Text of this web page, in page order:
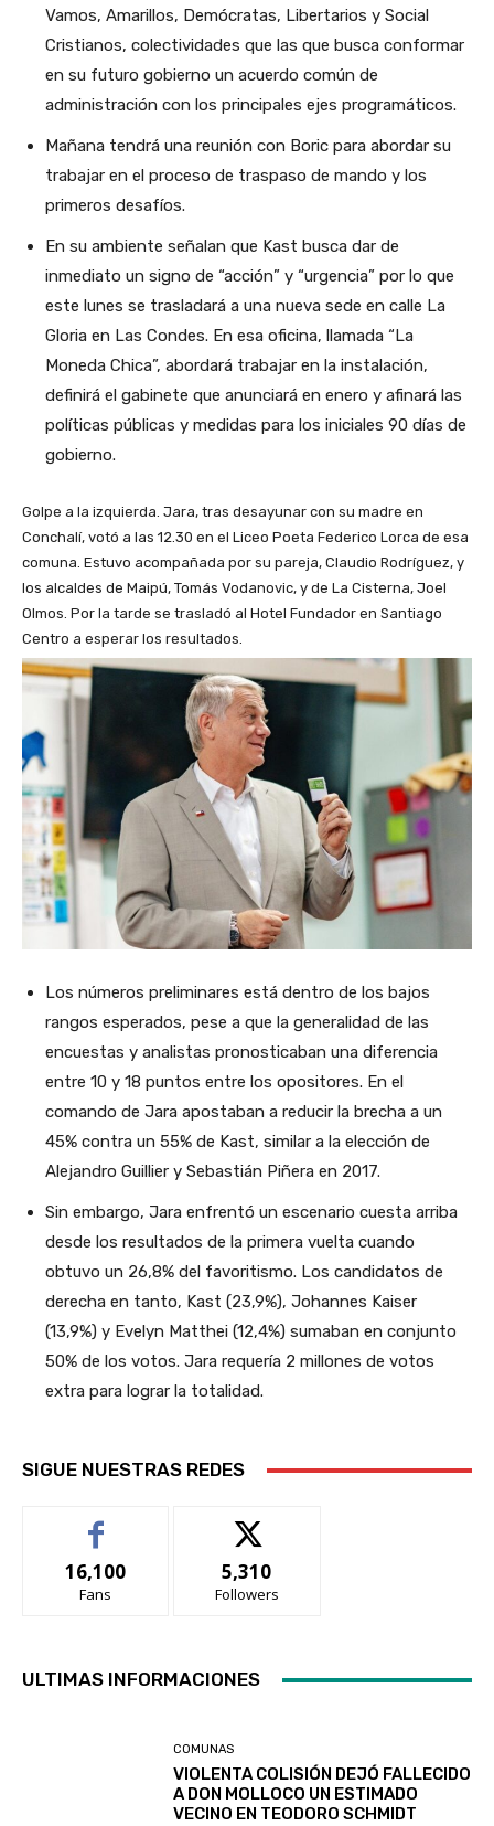
Vamos, Amarillos, Demócratas, Libertarios y Social
Cristianos, colectividades que las que busca conformar
en su futuro gobierno un acuerdo común de
administración con los principales ejes programáticos.
Mañana tendrá una reunión con Boric para abordar su
trabajar en el proceso de traspaso de mando y los
primeros desafíos.
En su ambiente señalan que Kast busca dar de
inmediato un signo de “acción” y “urgencia” por lo que
este lunes se trasladará a una nueva sede en calle La
Gloria en Las Condes. En esa oficina, llamada “La
Moneda Chica”, abordará trabajar en la instalación,
definirá el gabinete que anunciará en enero y afinará las
políticas públicas y medidas para los iniciales 90 días de
gobierno.
Golpe a la izquierda. Jara, tras desayunar con su madre en
Conchalí, votó a las 12.30 en el Liceo Poeta Federico Lorca de esa
comuna. Estuvo acompañada por su pareja, Claudio Rodríguez, y
los alcaldes de Maipú, Tomás Vodanovic, y de La Cisterna, Joel
Olmos. Por la tarde se trasladó al Hotel Fundador en Santiago
Centro a esperar los resultados.
Los números preliminares está dentro de los bajos
rangos esperados, pese a que la generalidad de las
encuestas y analistas pronosticaban una diferencia
entre 10 y 18 puntos entre los opositores. En el
comando de Jara apostaban a reducir la brecha a un
45% contra un 55% de Kast, similar a la elección de
Alejandro Guillier y Sebastián Piñera en 2017.
Sin embargo, Jara enfrentó un escenario cuesta arriba
desde los resultados de la primera vuelta cuando
obtuvo un 26,8% del favoritismo. Los candidatos de
derecha en tanto, Kast (23,9%), Johannes Kaiser
(13,9%) y Evelyn Matthei (12,4%) sumaban en conjunto
50% de los votos. Jara requería 2 millones de votos
extra para lograr la totalidad.
SIGUE NUESTRAS REDES
16,100
Fans
5,310
Followers
ULTIMAS INFORMACIONES
COMUNAS
VIOLENTA COLISIÓN DEJÓ FALLECIDO
A DON MOLLOCO UN ESTIMADO
VECINO EN TEODORO SCHMIDT